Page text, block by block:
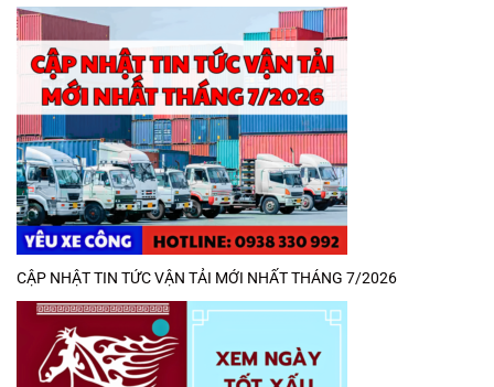
CẬP NHẬT TIN TỨC VẬN TẢI MỚI NHẤT THÁNG 7/2026